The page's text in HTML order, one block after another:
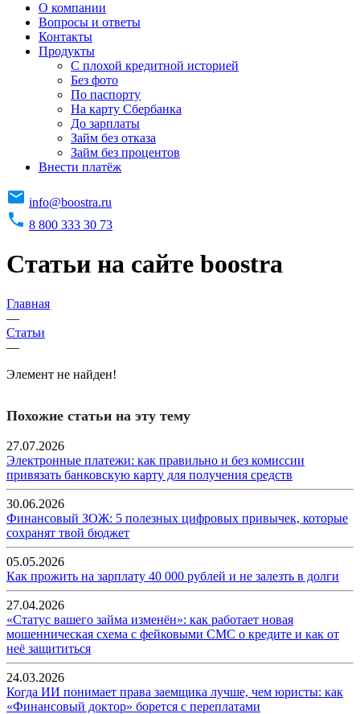
О компании
Вопросы и ответы
Контакты
Продукты
C плохой кредитной историей
Без фото
По паспорту
На карту Сбербанка
До зарплаты
Займ без отказа
Займ без процентов
Внести платёж
info@boostra.ru
8 800 333 30 73
Статьи на сайте boostra
Главная
—
Статьи
—
Элемент не найден!
Похожие статьи на эту тему
27.07.2026
Электронные платежи: как правильно и без комиссии
привязать банковскую карту для получения средств
30.06.2026
Финансовый ЗОЖ: 5 полезных цифровых привычек, которые
сохранят твой бюджет
05.05.2026
Как прожить на зарплату 40 000 рублей и не залезть в долги
27.04.2026
«Статус вашего займа изменён»: как работает новая
мошенническая схема с фейковыми СМС о кредите и как от
неё защититься
24.03.2026
Когда ИИ понимает права заемщика лучше, чем юристы: как
«Финансовый доктор» борется с переплатами